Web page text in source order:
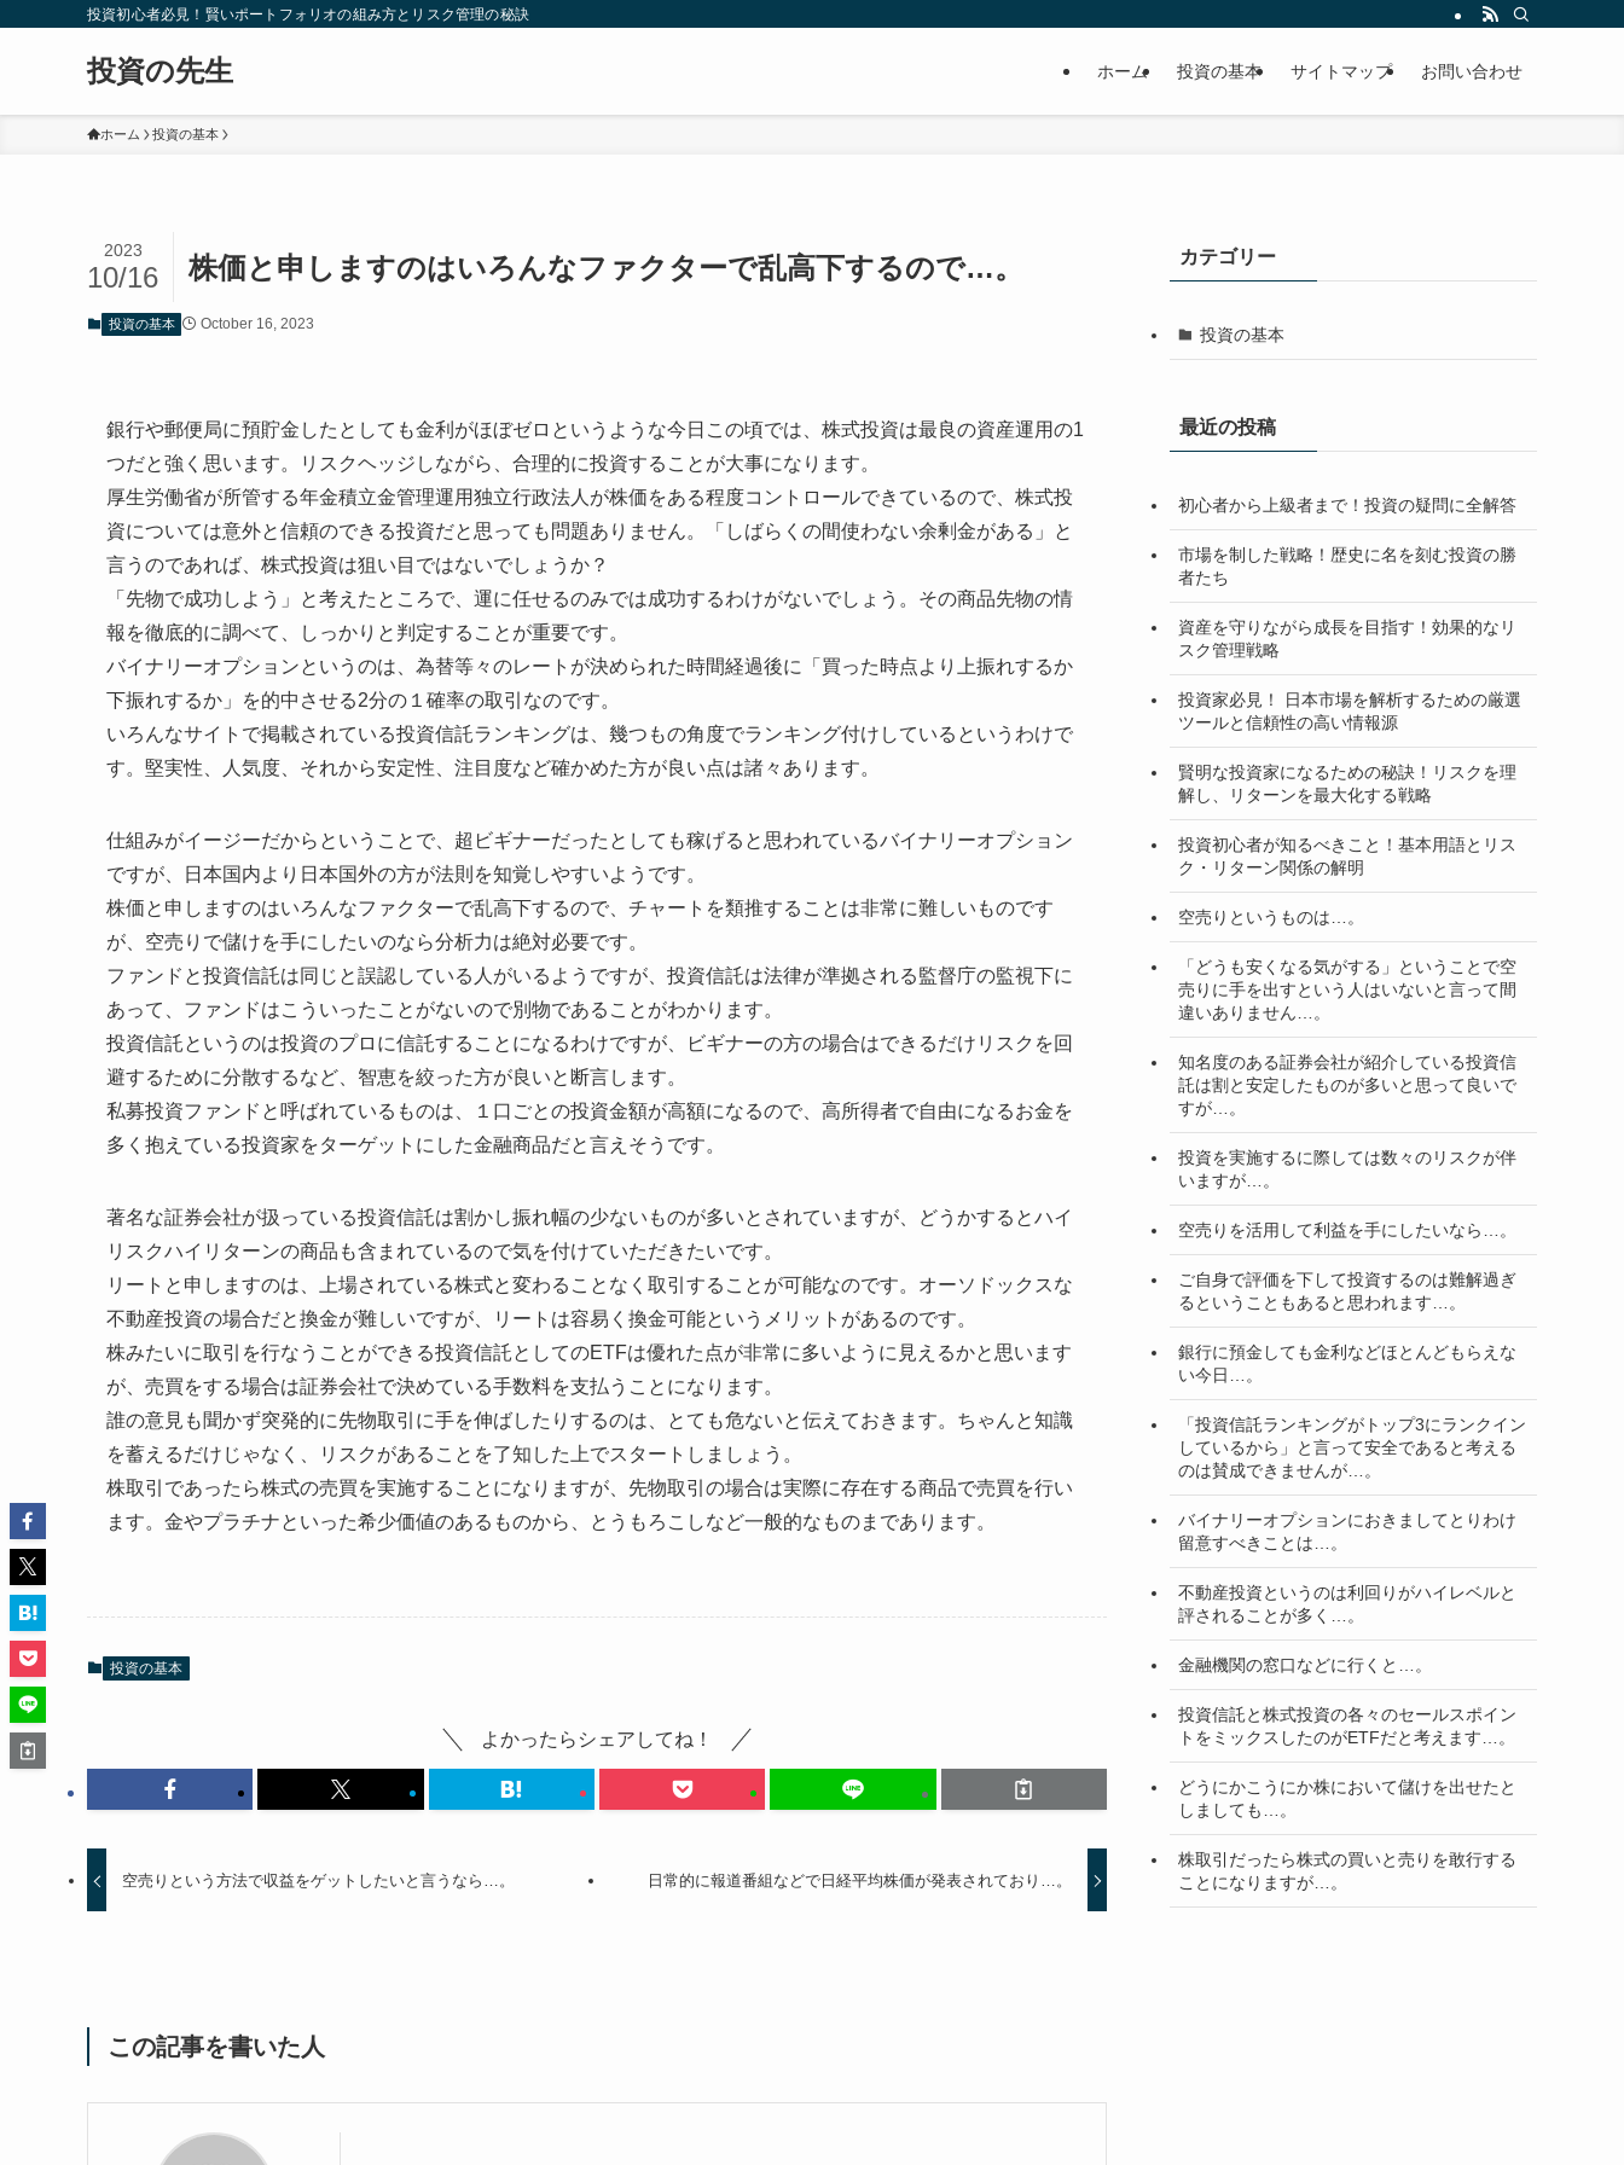
投資初心者必見！賢いポートフォリオの組み方とリスク管理の秘訣
投資の先生 ホーム 投資の基本 サイトマップ お問い合わせ
ホーム 投資の基本
株価と申しますのはいろんなファクターで乱高下するので…。
2023
10/16
投資の基本 October 16, 2023
銀行や郵便局に預貯金したとしても金利がほぼゼロというような今日この頃では、株式投資は最良の資産運用の1
つだと強く思います。リスクヘッジしながら、合理的に投資することが大事になります。
厚生労働省が所管する年金積立金管理運用独立行政法人が株価をある程度コントロールできているので、株式投
資については意外と信頼のできる投資だと思っても問題ありません。「しばらくの間使わない余剰金がある」と
言うのであれば、株式投資は狙い目ではないでしょうか？
「先物で成功しよう」と考えたところで、運に任せるのみでは成功するわけがないでしょう。その商品先物の情
報を徹底的に調べて、しっかりと判定することが重要です。
バイナリーオプションというのは、為替等々のレートが決められた時間経過後に「買った時点より上振れするか
下振れするか」を的中させる2分の１確率の取引なのです。
いろんなサイトで掲載されている投資信託ランキングは、幾つもの角度でランキング付けしているというわけで
す。堅実性、人気度、それから安定性、注目度など確かめた方が良い点は諸々あります。
仕組みがイージーだからということで、超ビギナーだったとしても稼げると思われているバイナリーオプション
ですが、日本国内より日本国外の方が法則を知覚しやすいようです。
株価と申しますのはいろんなファクターで乱高下するので、チャートを類推することは非常に難しいものです
が、空売りで儲けを手にしたいのなら分析力は絶対必要です。
ファンドと投資信託は同じと誤認している人がいるようですが、投資信託は法律が準拠される監督庁の監視下に
あって、ファンドはこういったことがないので別物であることがわかります。
投資信託というのは投資のプロに信託することになるわけですが、ビギナーの方の場合はできるだけリスクを回
避するために分散するなど、智恵を絞った方が良いと断言します。
私募投資ファンドと呼ばれているものは、１口ごとの投資金額が高額になるので、高所得者で自由になるお金を
多く抱えている投資家をターゲットにした金融商品だと言えそうです。
著名な証券会社が扱っている投資信託は割かし振れ幅の少ないものが多いとされていますが、どうかするとハイ
リスクハイリターンの商品も含まれているので気を付けていただきたいです。
リートと申しますのは、上場されている株式と変わることなく取引することが可能なのです。オーソドックスな
不動産投資の場合だと換金が難しいですが、リートは容易く換金可能というメリットがあるのです。
株みたいに取引を行なうことができる投資信託としてのETFは優れた点が非常に多いように見えるかと思います
が、売買をする場合は証券会社で決めている手数料を支払うことになります。
誰の意見も聞かず突発的に先物取引に手を伸ばしたりするのは、とても危ないと伝えておきます。ちゃんと知識
を蓄えるだけじゃなく、リスクがあることを了知した上でスタートしましょう。
株取引であったら株式の売買を実施することになりますが、先物取引の場合は実際に存在する商品で売買を行い
ます。金やプラチナといった希少価値のあるものから、とうもろこしなど一般的なものまであります。
投資の基本
よかったらシェアしてね！
空売りという方法で収益をゲットしたいと言うなら…。 日常的に報道番組などで日経平均株価が発表されており…。
この記事を書いた人
カテゴリー
投資の基本
最近の投稿
初心者から上級者まで！投資の疑問に全解答
市場を制した戦略！歴史に名を刻む投資の勝
者たち
資産を守りながら成長を目指す！効果的なリ
スク管理戦略
投資家必見！ 日本市場を解析するための厳選
ツールと信頼性の高い情報源
賢明な投資家になるための秘訣！リスクを理
解し、リターンを最大化する戦略
投資初心者が知るべきこと！基本用語とリス
ク・リターン関係の解明
空売りというものは…。
「どうも安くなる気がする」ということで空
売りに手を出すという人はいないと言って間
違いありません…。
知名度のある証券会社が紹介している投資信
託は割と安定したものが多いと思って良いで
すが…。
投資を実施するに際しては数々のリスクが伴
いますが…。
空売りを活用して利益を手にしたいなら…。
ご自身で評価を下して投資するのは難解過ぎ
るということもあると思われます…。
銀行に預金しても金利などほとんどもらえな
い今日…。
「投資信託ランキングがトップ3にランクイン
しているから」と言って安全であると考える
のは賛成できませんが…。
バイナリーオプションにおきましてとりわけ
留意すべきことは…。
不動産投資というのは利回りがハイレベルと
評されることが多く…。
金融機関の窓口などに行くと…。
投資信託と株式投資の各々のセールスポイン
トをミックスしたのがETFだと考えます…。
どうにかこうにか株において儲けを出せたと
しましても…。
株取引だったら株式の買いと売りを敢行する
ことになりますが…。